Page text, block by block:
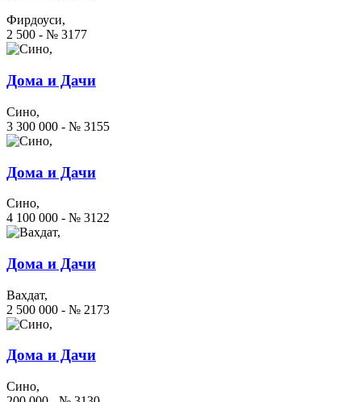
Фирдоуси,
2 500 - № 3177
Дома и Дачи
Сино,
3 300 000 - № 3155
Дома и Дачи
Сино,
4 100 000 - № 3122
Дома и Дачи
Вахдат,
2 500 000 - № 2173
Дома и Дачи
Сино,